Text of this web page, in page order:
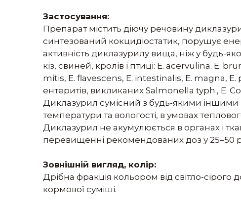
Застосування:
Препарат містить діючу речовину
синтезований кокцидіостатик, порушує
активність диклазурилу вища, ніж у будь-
кіз, свиней, кролів і птиці: E. acervulina. Е.
mitis, Е. flavescens, Е. intestinalis, Е. magna, Е.
ентеритів, викликаних Salmonella typh., E.
Диклазурил сумісний з будь-якими
температури та вологості, в умовах
Диклазурил не акумулюється в органах i
перевищенні рекомендованих доз у 25–50
Зовнішній вигляд, колір:
Дрібна фракція кольором від світло-сірого
кормової суміші.